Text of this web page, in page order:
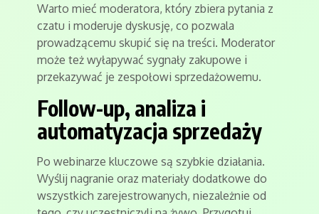
Warto mieć moderatora, który zbiera pytania z
czatu i moderuje dyskusję, co pozwala
prowadzącemu skupić się na treści. Moderator
może też wyłapywać sygnały zakupowe i
przekazywać je zespołowi sprzedażowemu.
Follow-up, analiza i
automatyzacja sprzedaży
Po webinarze kluczowe są szybkie działania.
Wyślij nagranie oraz materiały dodatkowe do
wszystkich zarejestrowanych, niezależnie od